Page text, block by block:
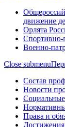
движение
Орлята
Военно-
Close submenu
Состав
Новости
Права и
Достижения